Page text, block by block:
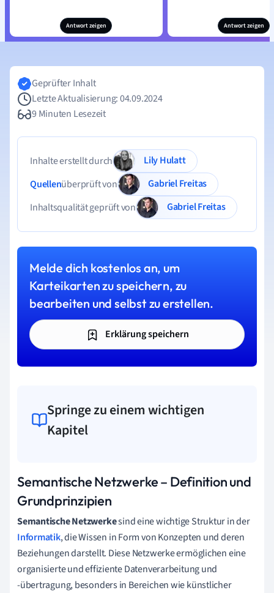
Antwort zeigen Antwort zeigen
Geprüfter Inhalt
Letzte Aktualisierung: 04.09.2024
9 Minuten Lesezeit
Inhalte erstellt durch
Lily Hulatt
Quellenüberprüft von
Gabriel Freitas
Inhaltsqualität geprüft von
Gabriel Freitas
Melde dich kostenlos an, um
Karteikarten zu speichern, zu
bearbeiten und selbst zu erstellen.
Erklärung speichern
Springe zu einem wichtigen
Kapitel
Semantische Netzwerke – Definition und
Grundprinzipien
Semantische Netzwerkesind eine wichtige Struktur in der
Informatik, die Wissen in Form von Konzepten und deren
Beziehungen darstellt. Diese Netzwerke ermöglichen eine
organisierte und effiziente Datenverarbeitung und
-übertragung, besonders in Bereichen wie künstlicher